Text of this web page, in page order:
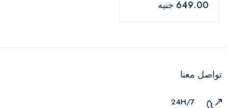
649.00 جنيه
تواصل معنا
24H/7